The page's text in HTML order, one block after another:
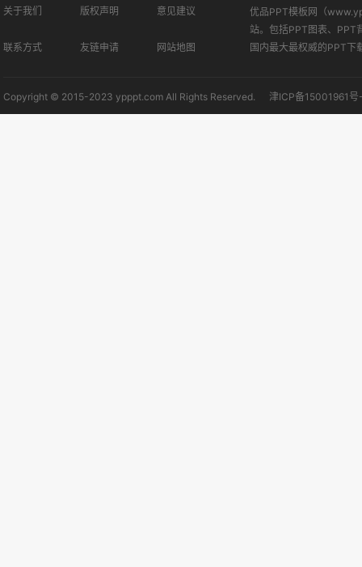
关于我们 版权声明 意见建议
联系方式 友链申请 网站地图
优品PPT模板网（
站。包括PPT图表、PPT
国内最大最权威的PPT下
Copyright © 2015-2023 ypppt.com All Rights Reserved. 津ICP备15001961号